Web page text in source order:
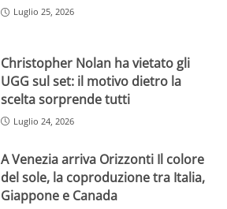
Luglio 25, 2026
Christopher Nolan ha vietato gli
UGG sul set: il motivo dietro la
scelta sorprende tutti
Luglio 24, 2026
A Venezia arriva Orizzonti Il colore
del sole, la coproduzione tra Italia,
Giappone e Canada